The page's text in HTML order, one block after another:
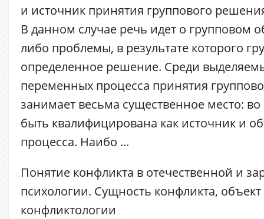
и источник принятия группового
В данном случае речь идет о групповом
либо проблемы, в результате которого
определенное решение. Среди
переменных процесса принятия
занимает весьма существенное место:
быть квалифицирована как источник и
процесса. Наибо ...
Понятие конфликта в отечественной и
психологии. Сущность конфликта,
конфликтологии